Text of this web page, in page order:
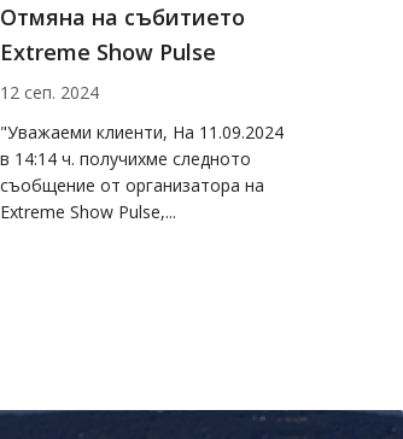
ВАРНА Е ЧАСТ ОТ
НАЦИОНАЛНОТО
ТУРНЕ...
05 юни 2024
„С ПЕСЕН И СТИХ В СЪРЦАТА“ В
ПОДКРЕПА НА ХОРАТА С
РЕПРОДУКТИВНИ ПРОБЛЕМИ И